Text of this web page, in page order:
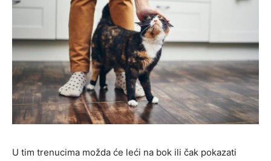
U tim trenucima možda će leći na bok ili čak pokazati